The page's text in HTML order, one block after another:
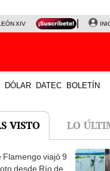
XIV NALDY SALDAÑA
DÓLAR DATEC BOLETÍN
VISTO LO
Flamengo viajó 9
desde Río de